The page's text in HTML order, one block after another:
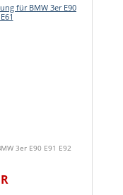
3er E90 E91 E92